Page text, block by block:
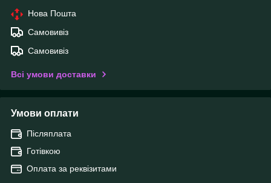
Нова Пошта
Самовивіз
Самовивіз
Всі умови доставки
Умови оплати
Післяплата
Готівкою
Оплата за реквізитами